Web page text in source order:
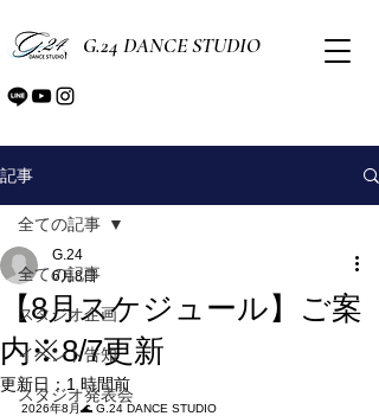
G.24 DANCE STUDIO
記事
全ての記事
スタジオ企画
イベント告知
スタジオ発表会
全ての記事
【8月スケジュール】ご案
内※8/7更新
G.24
6月8日
更新日： 1 時間前
2026年8月🌊 G.24 DANCE STUDIO